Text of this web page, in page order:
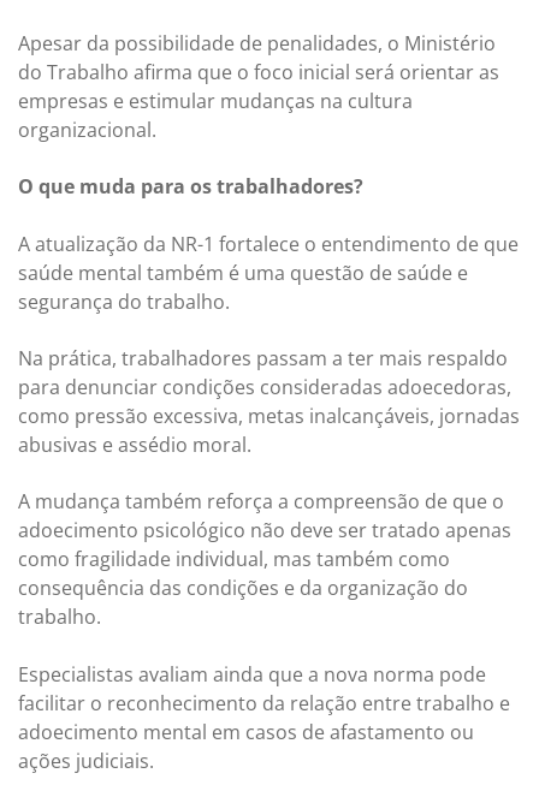
Apesar da possibilidade de penalidades, o Ministério
do Trabalho afirma que o foco inicial será orientar as
empresas e estimular mudanças na cultura
organizacional.
O que muda para os trabalhadores?
A atualização da NR-1 fortalece o entendimento de que
saúde mental também é uma questão de saúde e
segurança do trabalho.
Na prática, trabalhadores passam a ter mais respaldo
para denunciar condições consideradas adoecedoras,
como pressão excessiva, metas inalcançáveis, jornadas
abusivas e assédio moral.
A mudança também reforça a compreensão de que o
adoecimento psicológico não deve ser tratado apenas
como fragilidade individual, mas também como
consequência das condições e da organização do
trabalho.
Especialistas avaliam ainda que a nova norma pode
facilitar o reconhecimento da relação entre trabalho e
adoecimento mental em casos de afastamento ou
ações judiciais.